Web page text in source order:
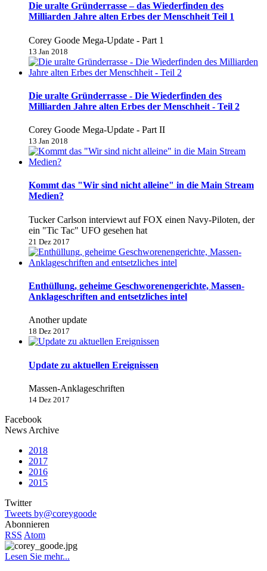
Die uralte Gründerrasse – das Wiederfinden des
Milliarden Jahre alten Erbes der Menschheit Teil 1
Corey Goode Mega-Update - Part 1
13 Jan 2018
Die uralte Gründerrasse - Die Wiederfinden des
Milliarden Jahre alten Erbes der Menschheit - Teil 2
Corey Goode Mega-Update - Part II
13 Jan 2018
Kommt das "Wir sind nicht alleine" in die Main Stream
Medien?
Tucker Carlson interviewt auf FOX einen Navy-Piloten, der
ein "Tic Tac" UFO gesehen hat
21 Dez 2017
Enthüllung, geheime Geschworenengerichte, Massen-
Anklageschriften and entsetzliches intel
Another update
18 Dez 2017
Update zu aktuellen Ereignissen
Massen-Anklageschriften
14 Dez 2017
Facebook
News Archive
2018
2017
2016
2015
Twitter
Tweets by@coreygoode
Abonnieren
RSS Atom
Lesen Sie mehr...